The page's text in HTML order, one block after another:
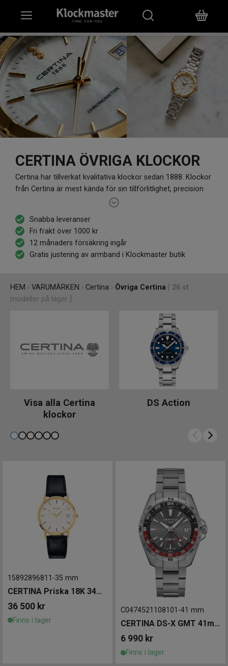
HEM
KLOCKOR
SMYCKEN
ÖVRIGT
BUTIKER
CERTINA ÖVRIGA KLOCKOR
Certina har tillverkat kvalitativa klockor sedan 1888. Klockor
från Certina är mest kända för sin tillförlitlighet, precision
och sportiga design. Certina har klockor för dam och herr
föredrar du?
Snabba leveranser
Fri frakt över 1000 kr
12 månaders försäkring ingår
Gratis justering av armband i Klockmaster butik
HEM › VARUMÄRKEN › Certina › Övriga Certina 26 st
modeller på lager ]
Visa alla Certina
klockor
DS Action
15892896811 -35 mm
CERTINA Priska 18K 34mm
36 500 kr
Finns i lager
C0474521108101 -41 mm
CERTINA DS-X GMT 41mm
6 990 kr
Finns i lager